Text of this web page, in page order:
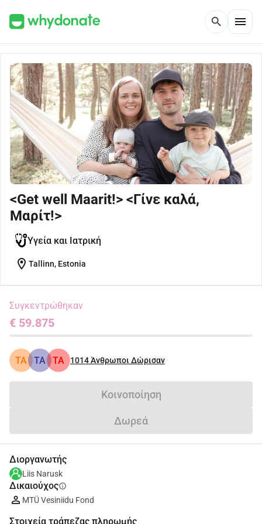
search menu
<Get well Maarit!> <Γίνε καλά,
Μαρίτ!>
Υγεία και Ιατρική
location_on Tallinn, Estonia
Συγκεντρώθηκαν
€ 59.875
TA TA TA 1014Άνθρωποι Δώρισαν
Κοινοποίηση
Δωρεά
Διοργανωτής
Liis Narusk
Δικαιούχοςinfo
MTÜ Vesiniidu Fond
Στοιχεία τράπεζας πληρωμής